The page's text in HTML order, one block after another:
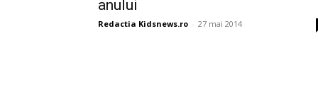
anului
Redactia Kidsnews.ro - 27 mai 2014